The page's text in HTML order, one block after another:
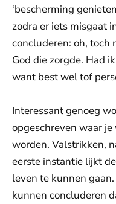
‘bescherming
zodra er iets misgaat
concluderen: oh, toch
God die zorgde. Had
want best wel tof
Interessant genoeg
opgeschreven waar
worden. Valstrikken,
eerste instantie lijkt
leven te kunnen
kunnen concluderen